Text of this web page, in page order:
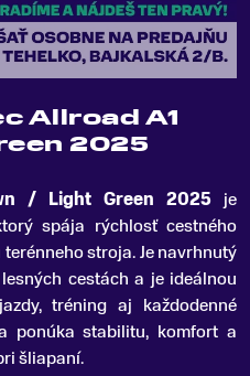
Allroad A1
2025
/ Light Green 2025 je
spája rýchlosť cestného
stroja.Je navrhnutý
cestách a je ideálnou
tréning aj každodenné
ponúka stabilitu, komfort a
šliapaní.